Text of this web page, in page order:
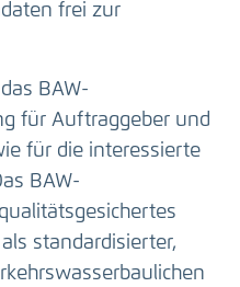
frei zur
BAW-
für Auftraggeber und
für die interessierte
BAW-
standardisierter,